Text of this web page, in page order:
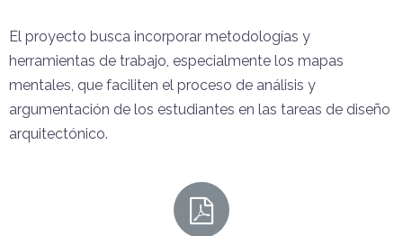
El proyecto busca incorporar metodologías y
herramientas de trabajo, especialmente los mapas
mentales, que faciliten el proceso de análisis y
argumentación de los estudiantes en las tareas de diseño
arquitectónico.